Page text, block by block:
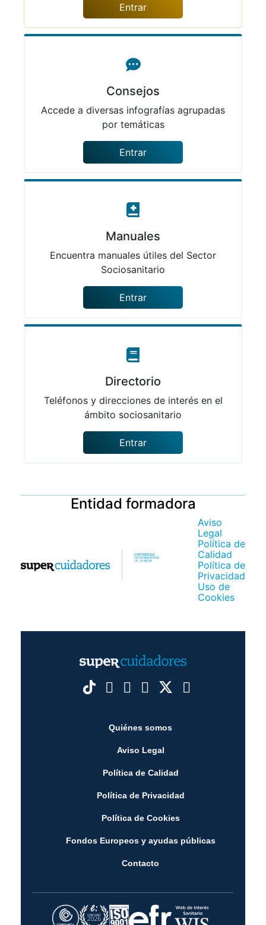
Entrar
Consejos
Accede a diversas infografías agrupadas
por temáticas
Entrar
Manuales
Encuentra manuales útiles del Sector
Sociosanitario
Entrar
Directorio
Teléfonos y direcciones de interés en el
ámbito sociosanitario
Entrar
Entidad formadora
Aviso
Legal
Política de
Calidad
Política de
Privacidad
Uso de
Cookies
Quiénes somos
Aviso Legal
Política de Calidad
Política de Privacidad
Política de Cookies
Fondos Europeos y ayudas públicas
Contacto